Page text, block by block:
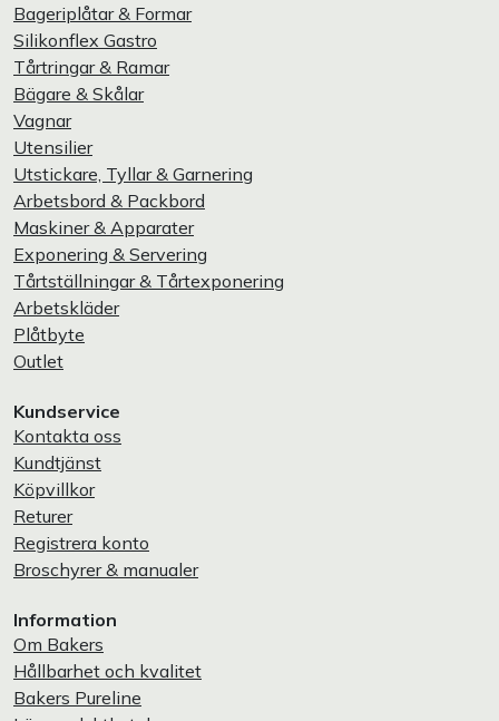
Bageriplåtar & Formar
Silikonflex Gastro
Tårtringar & Ramar
Bägare & Skålar
Vagnar
Utensilier
Utstickare, Tyllar & Garnering
Arbetsbord & Packbord
Maskiner & Apparater
Exponering & Servering
Tårtställningar & Tårtexponering
Arbetskläder
Plåtbyte
Outlet
Kundservice
Kontakta oss
Kundtjänst
Köpvillkor
Returer
Registrera konto
Broschyrer & manualer
Information
Om Bakers
Hållbarhet och kvalitet
Bakers Pureline